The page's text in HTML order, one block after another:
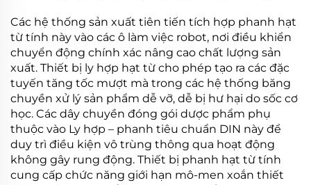
Các hệ thống sản xuất tiên tiến tích hợp phanh hạt
từ tính này vào các ô làm việc robot, nơi điều khiển
chuyển động chính xác nâng cao chất lượng sản
xuất. Thiết bị ly hợp hạt từ cho phép tạo ra các đặc
tuyến tăng tốc mượt mà trong các hệ thống băng
chuyền xử lý sản phẩm dễ vỡ, dễ bị hư hại do sốc cơ
học. Các dây chuyền đóng gói dược phẩm phụ
thuộc vào Ly hợp – phanh tiêu chuẩn DIN này để
duy trì điều kiện vô trùng thông qua hoạt động
không gây rung động. Thiết bị phanh hạt từ tính
cung cấp chức năng giới hạn mô-men xoắn thiết